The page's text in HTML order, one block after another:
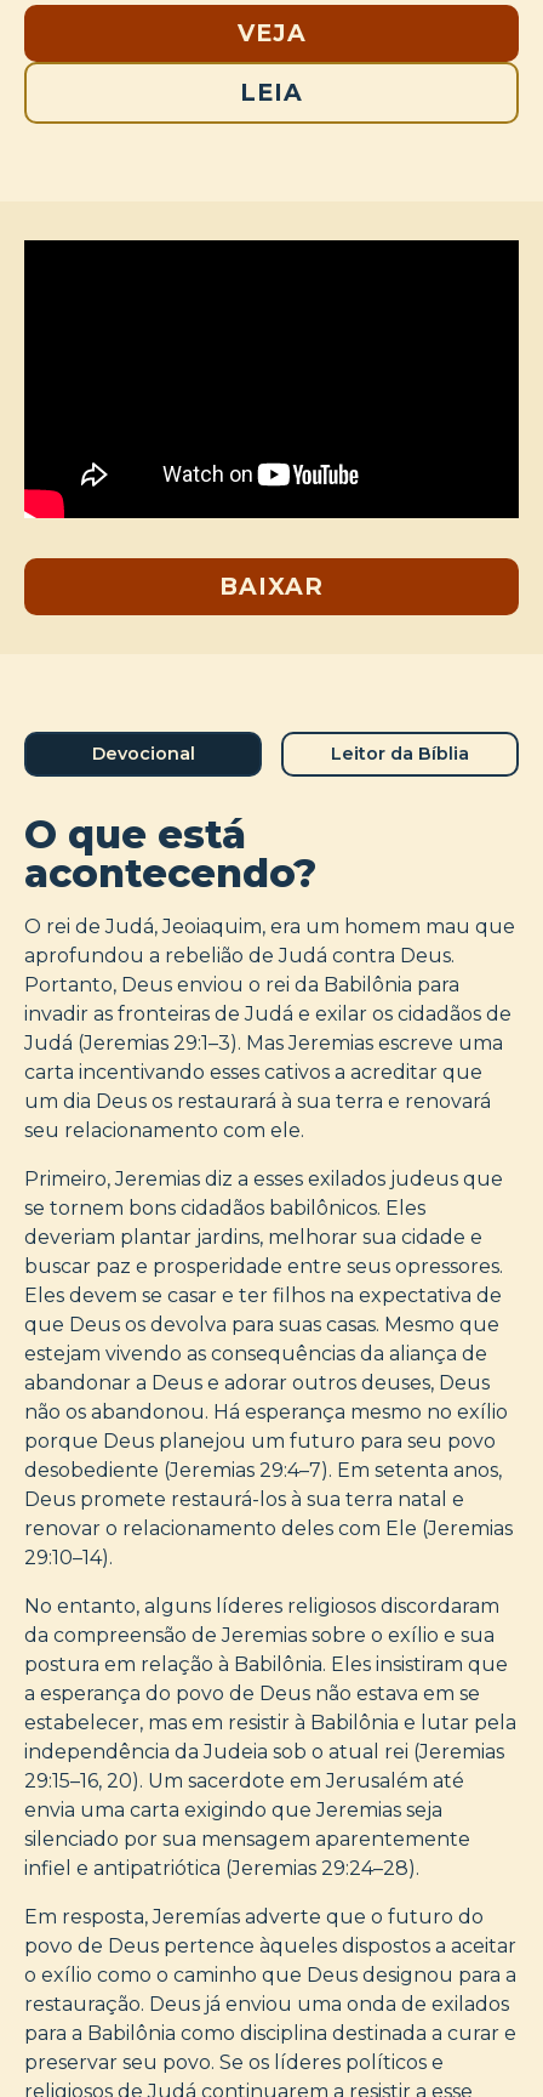
VEJA
LEIA
BAIXAR
Devocional Leitor da Bíblia
O que está
acontecendo?
O rei de Judá, Jeoiaquim, era um homem mau que
aprofundou a rebelião de Judá contra Deus.
Portanto, Deus enviou o rei da Babilônia para
invadir as fronteiras de Judá e exilar os cidadãos de
Judá (Jeremias 29:1–3). Mas Jeremias escreve uma
carta incentivando esses cativos a acreditar que
um dia Deus os restaurará à sua terra e renovará
seu relacionamento com ele.
Primeiro, Jeremias diz a esses exilados judeus que
se tornem bons cidadãos babilônicos. Eles
deveriam plantar jardins, melhorar sua cidade e
buscar paz e prosperidade entre seus opressores.
Eles devem se casar e ter filhos na expectativa de
que Deus os devolva para suas casas. Mesmo que
estejam vivendo as consequências da aliança de
abandonar a Deus e adorar outros deuses, Deus
não os abandonou. Há esperança mesmo no exílio
porque Deus planejou um futuro para seu povo
desobediente (Jeremias 29:4–7). Em setenta anos,
Deus promete restaurá-los à sua terra natal e
renovar o relacionamento deles com Ele (Jeremias
29:10–14).
No entanto, alguns líderes religiosos discordaram
da compreensão de Jeremias sobre o exílio e sua
postura em relação à Babilônia. Eles insistiram que
a esperança do povo de Deus não estava em se
estabelecer, mas em resistir à Babilônia e lutar pela
independência da Judeia sob o atual rei (Jeremias
29:15–16, 20). Um sacerdote em Jerusalém até
envia uma carta exigindo que Jeremias seja
silenciado por sua mensagem aparentemente
infiel e antipatriótica (Jeremias 29:24–28).
Em resposta, Jeremías adverte que o futuro do
povo de Deus pertence àqueles dispostos a aceitar
o exílio como o caminho que Deus designou para a
restauração. Deus já enviou uma onda de exilados
para a Babilônia como disciplina destinada a curar e
preservar seu povo. Se os líderes políticos e
religiosos de Judá continuarem a resistir a esse